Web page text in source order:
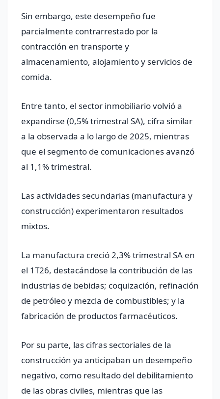
Sin embargo, este desempeño fue
parcialmente contrarrestado por la
contracción en transporte y
almacenamiento, alojamiento y servicios de
comida.
Entre tanto, el sector inmobiliario volvió a
expandirse (0,5% trimestral SA), cifra similar
a la observada a lo largo de 2025, mientras
que el segmento de comunicaciones avanzó
al 1,1% trimestral.
Las actividades secundarias (manufactura y
construcción) experimentaron resultados
mixtos.
La manufactura creció 2,3% trimestral SA en
el 1T26, destacándose la contribución de las
industrias de bebidas; coquización, refinación
de petróleo y mezcla de combustibles; y la
fabricación de productos farmacéuticos.
Por su parte, las cifras sectoriales de la
construcción ya anticipaban un desempeño
negativo, como resultado del debilitamiento
de las obras civiles, mientras que las